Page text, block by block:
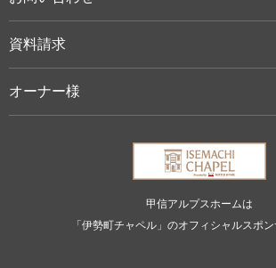
資料請求
オーナー様
甲信アルプスホームは
「伊勢町チャペル」のオフィシャルスポン